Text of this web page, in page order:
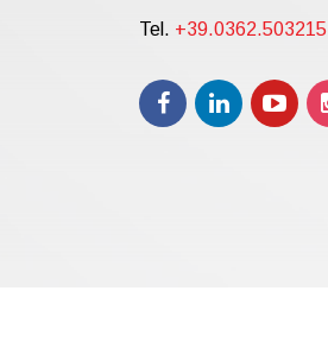
Tel. +39.0362.503215